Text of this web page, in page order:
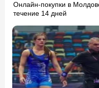
Онлайн-покупки в
течение 14 дней